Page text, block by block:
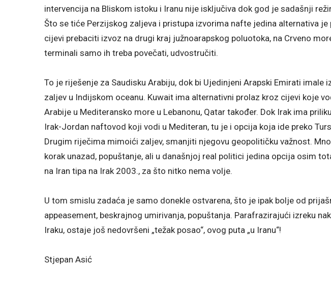
intervencija na Bliskom istoku i Iranu nije isključiva dok god je sadašnji
Što se tiće Perzijskog zaljeva i pristupa izvorima nafte jedina alternativa
cijevi prebaciti izvoz na drugi kraj južnoarapskog poluotoka, na Crveno
terminali samo ih treba povečati, udvostručiti.
To je riješenje za Saudisku Arabiju, dok bi Ujedinjeni Arapski Emirati imale
zaljev u Indijskom oceanu. Kuwait ima alternativni prolaz kroz cijevi koje
Arabije u Mediteransko more u Lebanonu, Qatar također. Dok Irak ima
Irak-Jordan naftovod koji vodi u Mediteran, tu je i opcija koja ide preko
Drugim riječima mimoići zaljev, smanjiti njegovu geopolitičku važnost.
korak unazad, popuštanje, ali u današnjoj real politici jedina opcija osim
na Iran tipa na Irak 2003., za što nitko nema volje.
U tom smislu zadaća je samo donekle ostvarena, što je ipak bolje od
appeasement, beskrajnog umirivanja, popuštanja. Parafrazirajući izreku
Iraku, ostaje još nedovršeni „težak posao“, ovog puta „u Iranu“!
Stjepan Asić